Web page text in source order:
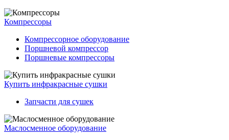
Компрессоры
Компрессорное оборудование
Поршневой компрессор
Поршневые компрессоры
Купить инфракрасные сушки
Запчасти для сушек
Маслосменное оборудование